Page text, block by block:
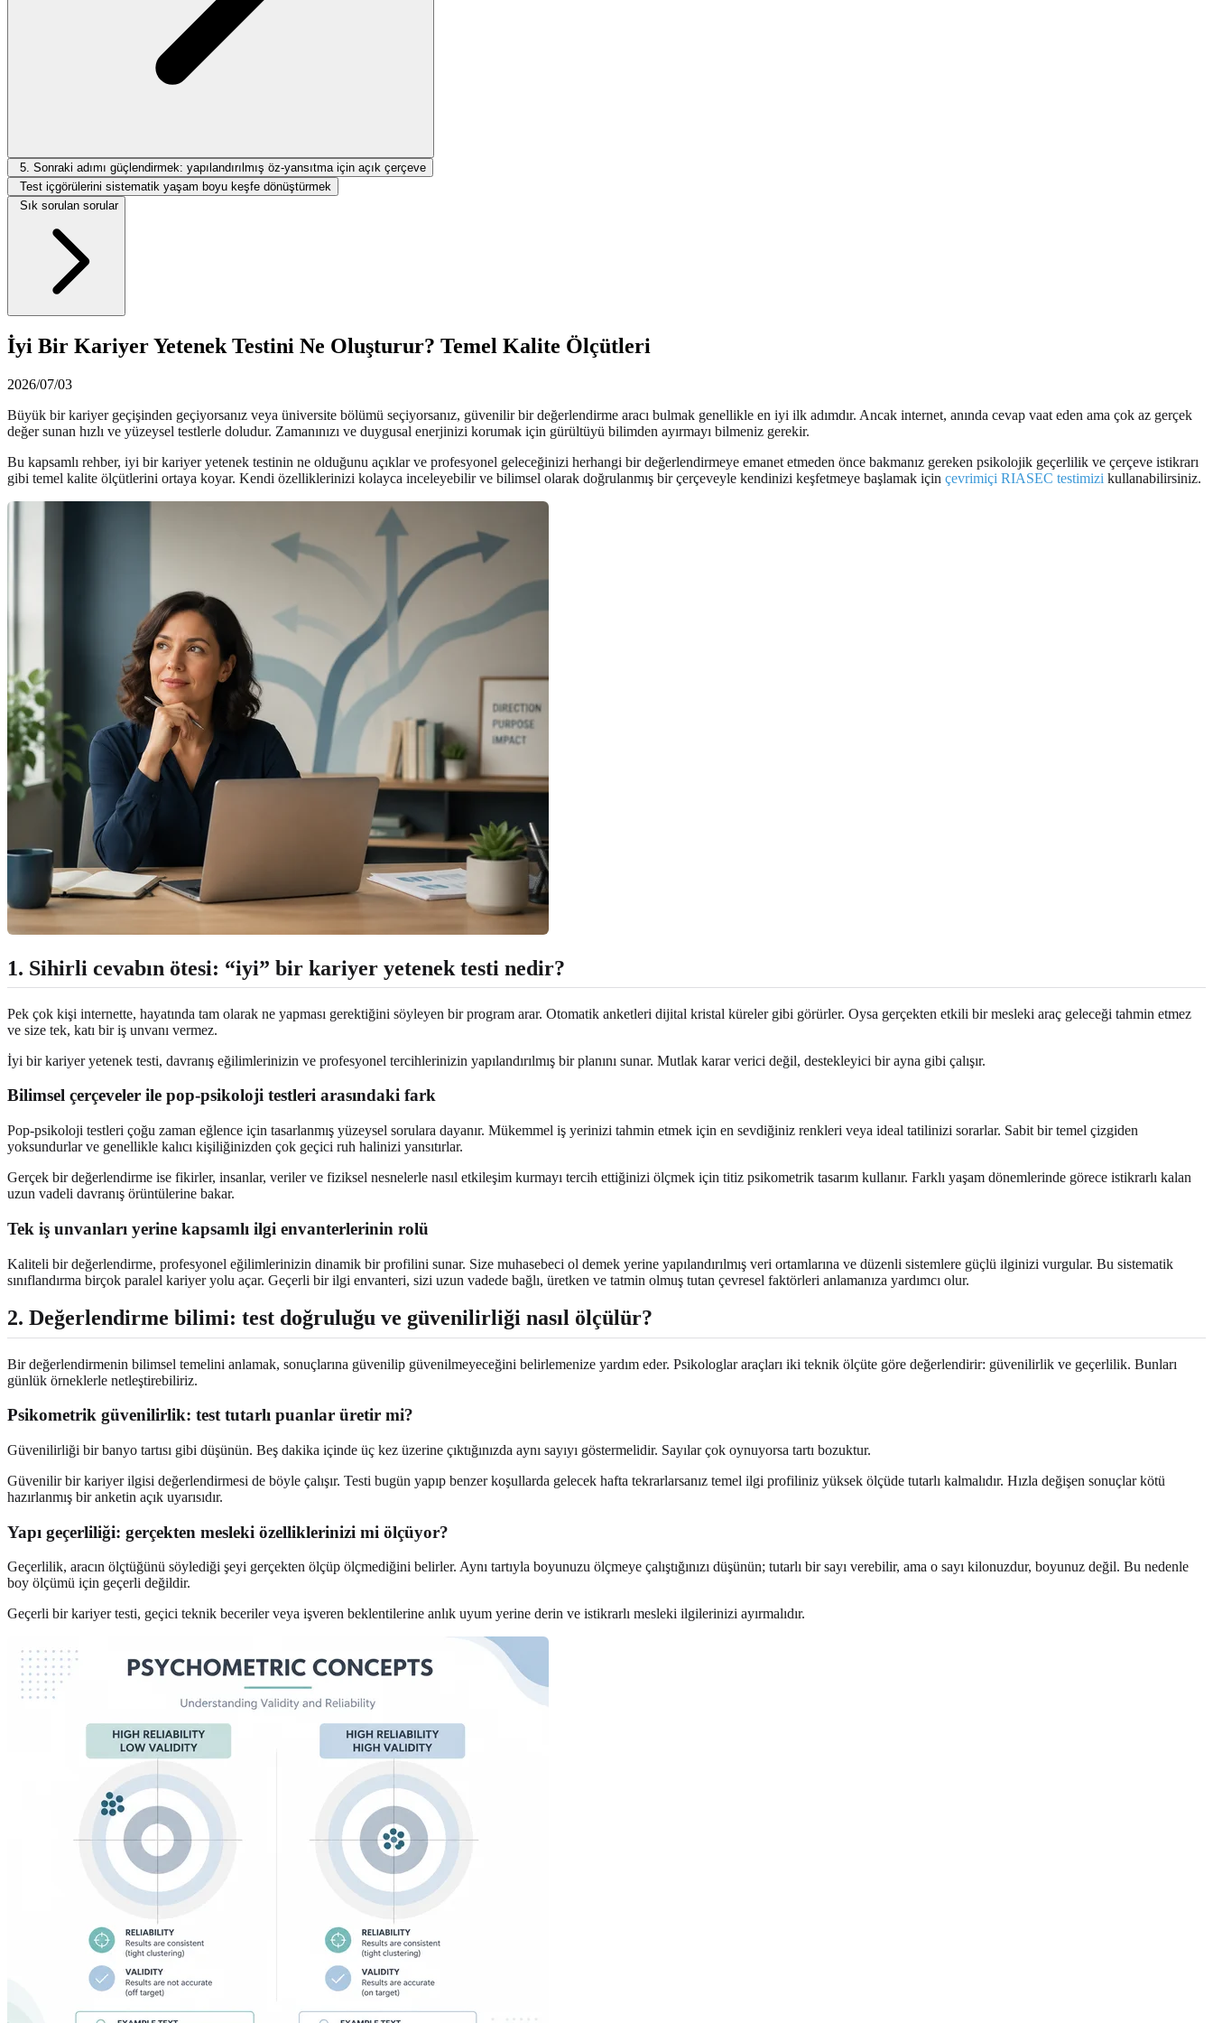
5. Sonraki adımı güçlendirmek: yapılandırılmış öz-yansıtma için açık çerçeve
Test içgörülerini sistematik yaşam boyu keşfe dönüştürmek
Sık sorulan sorular
İyi Bir Kariyer Yetenek Testini Ne Oluşturur? Temel Kalite Ölçütleri
2026/07/03
Büyük bir kariyer geçişinden geçiyorsanız veya üniversite bölümü seçiyorsanız, güvenilir bir değerlendirme aracı bulmak genellikle en iyi ilk adımdır. Ancak internet, anında cevap vaat eden ama çok az gerçek
değer sunan hızlı ve yüzeysel testlerle doludur. Zamanınızı ve duygusal enerjinizi korumak için gürültüyü bilimden ayırmayı bilmeniz gerekir.
Bu kapsamlı rehber, iyi bir kariyer yetenek testinin ne olduğunu açıklar ve profesyonel geleceğinizi herhangi bir değerlendirmeye emanet etmeden önce bakmanız gereken psikolojik geçerlilik ve çerçeve istikrarı
gibi temel kalite ölçütlerini ortaya koyar. Kendi özelliklerinizi kolayca inceleyebilir ve bilimsel olarak doğrulanmış bir çerçeveyle kendinizi keşfetmeye başlamak için çevrimiçi RIASEC testimizi kullanabilirsiniz.
1. Sihirli cevabın ötesi: “iyi” bir kariyer yetenek testi nedir?
Pek çok kişi internette, hayatında tam olarak ne yapması gerektiğini söyleyen bir program arar. Otomatik anketleri dijital kristal küreler gibi görürler. Oysa gerçekten etkili bir mesleki araç geleceği tahmin etmez
ve size tek, katı bir iş unvanı vermez.
İyi bir kariyer yetenek testi, davranış eğilimlerinizin ve profesyonel tercihlerinizin yapılandırılmış bir planını sunar. Mutlak karar verici değil, destekleyici bir ayna gibi çalışır.
Bilimsel çerçeveler ile pop-psikoloji testleri arasındaki fark
Pop-psikoloji testleri çoğu zaman eğlence için tasarlanmış yüzeysel sorulara dayanır. Mükemmel iş yerinizi tahmin etmek için en sevdiğiniz renkleri veya ideal tatilinizi sorarlar. Sabit bir temel çizgiden
yoksundurlar ve genellikle kalıcı kişiliğinizden çok geçici ruh halinizi yansıtırlar.
Gerçek bir değerlendirme ise fikirler, insanlar, veriler ve fiziksel nesnelerle nasıl etkileşim kurmayı tercih ettiğinizi ölçmek için titiz psikometrik tasarım kullanır. Farklı yaşam dönemlerinde görece istikrarlı kalan
uzun vadeli davranış örüntülerine bakar.
Tek iş unvanları yerine kapsamlı ilgi envanterlerinin rolü
Kaliteli bir değerlendirme, profesyonel eğilimlerinizin dinamik bir profilini sunar. Size muhasebeci ol demek yerine yapılandırılmış veri ortamlarına ve düzenli sistemlere güçlü ilginizi vurgular. Bu sistematik
sınıflandırma birçok paralel kariyer yolu açar. Geçerli bir ilgi envanteri, sizi uzun vadede bağlı, üretken ve tatmin olmuş tutan çevresel faktörleri anlamanıza yardımcı olur.
2. Değerlendirme bilimi: test doğruluğu ve güvenilirliği nasıl ölçülür?
Bir değerlendirmenin bilimsel temelini anlamak, sonuçlarına güvenilip güvenilmeyeceğini belirlemenize yardım eder. Psikologlar araçları iki teknik ölçüte göre değerlendirir: güvenilirlik ve geçerlilik. Bunları
günlük örneklerle netleştirebiliriz.
Psikometrik güvenilirlik: test tutarlı puanlar üretir mi?
Güvenilirliği bir banyo tartısı gibi düşünün. Beş dakika içinde üç kez üzerine çıktığınızda aynı sayıyı göstermelidir. Sayılar çok oynuyorsa tartı bozuktur.
Güvenilir bir kariyer ilgisi değerlendirmesi de böyle çalışır. Testi bugün yapıp benzer koşullarda gelecek hafta tekrarlarsanız temel ilgi profiliniz yüksek ölçüde tutarlı kalmalıdır. Hızla değişen sonuçlar kötü
hazırlanmış bir anketin açık uyarısıdır.
Yapı geçerliliği: gerçekten mesleki özelliklerinizi mi ölçüyor?
Geçerlilik, aracın ölçtüğünü söylediği şeyi gerçekten ölçüp ölçmediğini belirler. Aynı tartıyla boyunuzu ölçmeye çalıştığınızı düşünün; tutarlı bir sayı verebilir, ama o sayı kilonuzdur, boyunuz değil. Bu nedenle
boy ölçümü için geçerli değildir.
Geçerli bir kariyer testi, geçici teknik beceriler veya işveren beklentilerine anlık uyum yerine derin ve istikrarlı mesleki ilgilerinizi ayırmalıdır.